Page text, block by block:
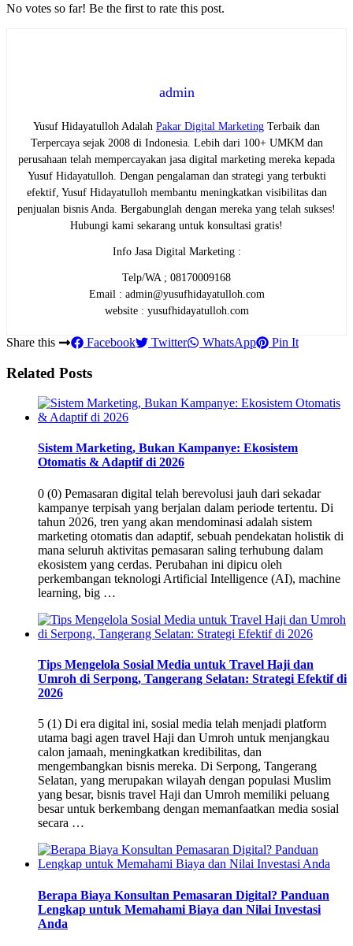
No votes so far! Be the first to rate this post.
admin
Yusuf Hidayatulloh Adalah Pakar Digital Marketing Terbaik dan
Terpercaya sejak 2008 di Indonesia. Lebih dari 100+ UMKM dan
perusahaan telah mempercayakan jasa digital marketing mereka kepada
Yusuf Hidayatulloh. Dengan pengalaman dan strategi yang terbukti
efektif, Yusuf Hidayatulloh membantu meningkatkan visibilitas dan
penjualan bisnis Anda. Bergabunglah dengan mereka yang telah sukses!
Hubungi kami sekarang untuk konsultasi gratis!
Info Jasa Digital Marketing :
Telp/WA ; 08170009168
Email : admin@yusufhidayatulloh.com
website : yusufhidayatulloh.com
Share this Facebook Twitter WhatsApp Pin It
Related Posts
Sistem Marketing, Bukan Kampanye: Ekosistem
Otomatis & Adaptif di 2026
0 (0) Pemasaran digital telah berevolusi jauh dari sekadar
kampanye terpisah yang berjalan dalam periode tertentu. Di
tahun 2026, tren yang akan mendominasi adalah sistem
marketing otomatis dan adaptif, sebuah pendekatan holistik di
mana seluruh aktivitas pemasaran saling terhubung dalam
ekosistem yang cerdas. Perubahan ini dipicu oleh
perkembangan teknologi Artificial Intelligence (AI), machine
learning, big …
Tips Mengelola Sosial Media untuk Travel Haji dan
Umroh di Serpong, Tangerang Selatan: Strategi Efektif di
2026
5 (1) Di era digital ini, sosial media telah menjadi platform
utama bagi agen travel Haji dan Umroh untuk menjangkau
calon jamaah, meningkatkan kredibilitas, dan
mengembangkan bisnis mereka. Di Serpong, Tangerang
Selatan, yang merupakan wilayah dengan populasi Muslim
yang besar, bisnis travel Haji dan Umroh memiliki peluang
besar untuk berkembang dengan memanfaatkan media sosial
secara …
Berapa Biaya Konsultan Pemasaran Digital? Panduan
Lengkap untuk Memahami Biaya dan Nilai Investasi
Anda